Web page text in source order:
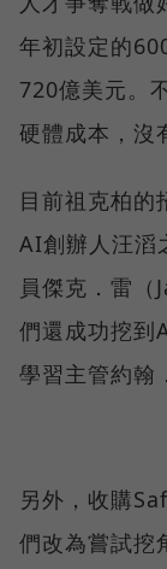
年初設定的
720億美元。
硬體成本，沒
目前祖克柏的
AI創辦人汪
員傑克．雷
們還成功挖到
學習主管約翰
另外，收購
們改為嘗試挖